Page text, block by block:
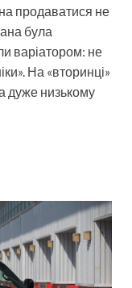
продаватися не
була
варіатором: не
На «вторинці»
дуже низькому